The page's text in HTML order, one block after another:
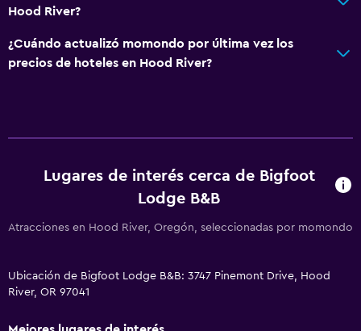
Hood River?
¿Cuándo actualizó momondo por última vez los
precios de hoteles en Hood River?
Lugares de interés cerca de Bigfoot
Lodge B&B
Atracciones en Hood River, Oregón, seleccionadas por momondo
Ubicación de Bigfoot Lodge B&B: 3747 Pinemont Drive, Hood
River, OR 97041